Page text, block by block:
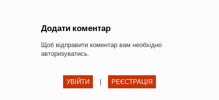
Додати коментар
Щоб відправити коментар вам необхідно
авторизуватись.
УВІЙТИ РЕЄСТРАЦІЯ